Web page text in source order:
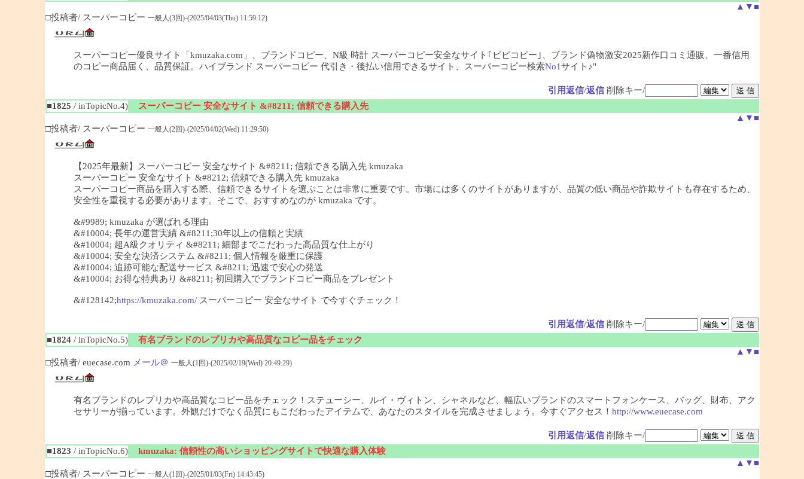
▲ ▼ ■
□投稿者/ スーパーコピー 一般人(3回)-(2025/04/03(Thu) 11:59:12)
スーパーコピー優良サイト「kmuzaka.com」、ブランドコピー、N級 時計 スーパーコピー安全なサイト｢ビビコピー｣、ブランド偽物激安2025新作口コミ通販、一番信用
のコピー商品届く、品質保証。ハイブランド スーパーコピー 代引き・後払い信用できるサイト、スーパーコピー検索No1サイト♪"
引用返信/返信 削除キー/
■1825 / inTopicNo.4)
スーパーコピー 安全なサイト &#8211; 信頼できる購入先
▲ ▼ ■
□投稿者/ スーパーコピー 一般人(2回)-(2025/04/02(Wed) 11:29:50)
【2025年最新】スーパーコピー 安全なサイト &#8211; 信頼できる購入先 kmuzaka
スーパーコピー 安全なサイト &#8212; 信頼できる購入先 kmuzaka
スーパーコピー商品を購入する際、信頼できるサイトを選ぶことは非常に重要です。市場には多くのサイトがありますが、品質の低い商品や詐欺サイトも存在するため、
安全性を重視する必要があります。そこで、おすすめなのが kmuzaka です。
&#9989; kmuzaka が選ばれる理由
&#10004; 長年の運営実績 &#8211;30年以上の信頼と実績
&#10004; 超A級クオリティ &#8211; 細部までこだわった高品質な仕上がり
&#10004; 安全な決済システム &#8211; 個人情報を厳重に保護
&#10004; 追跡可能な配送サービス &#8211; 迅速で安心の発送
&#10004; お得な特典あり &#8211; 初回購入でブランドコピー商品をプレゼント
&#128142;https://kmuzaka.com/スーパーコピー 安全なサイト で今すぐチェック！
引用返信/返信 削除キー/
■1824/ inTopicNo.5)
有名ブランドのレプリカや高品質なコピー品をチェック
▲ ▼ ■
□投稿者/ euecase.com メール＠ 一般人(1回)-(2025/02/19(Wed) 20:49:29)
有名ブランドのレプリカや高品質なコピー品をチェック！ステューシー、ルイ・ヴィトン、シャネルなど、幅広いブランドのスマートフォンケース、バッグ、財布、アク
セサリーが揃っています。外観だけでなく品質にもこだわったアイテムで、あなたのスタイルを完成させましょう。今すぐアクセス！ http://www.euecase.com
引用返信/返信 削除キー/
■1823 / inTopicNo.6)
kmuzaka: 信頼性の高いショッピングサイトで快適な購入体験
▲ ▼ ■
□投稿者/ スーパーコピー 一般人(1回)-(2025/01/03(Fri) 14:43:45)